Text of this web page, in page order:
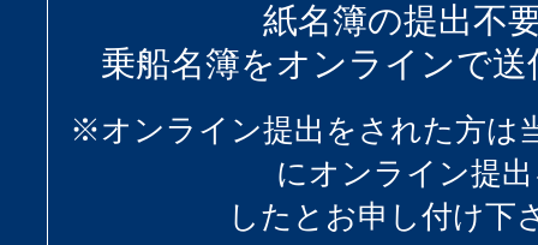
紙名簿の提出不
乗船名簿をオンラインで
※オンライン提出をされた方は
にオンライン提
したとお申し付け下